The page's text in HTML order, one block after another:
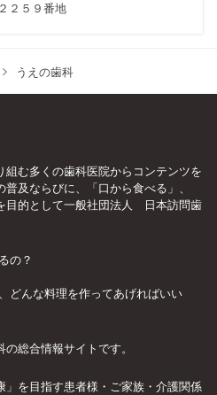
２５９番地
うえの歯科
む多くの歯科医院からコンテンツを
及ならびに、「口から食べる」、
目的として一般社団法人 日本訪問歯
の？
どんな料理を作ってあげればいい
総合情報サイトです。
」を目指す患者様・ご家族・介護関係